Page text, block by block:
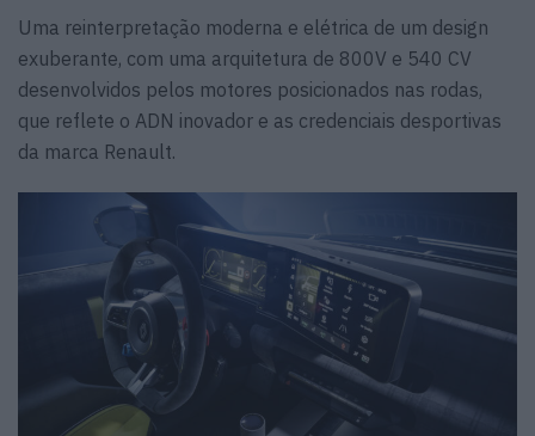
Uma reinterpretação moderna e elétrica de um design
exuberante, com uma arquitetura de 800V e 540 CV
desenvolvidos pelos motores posicionados nas rodas,
que reflete o ADN inovador e as credenciais desportivas
da marca Renault.